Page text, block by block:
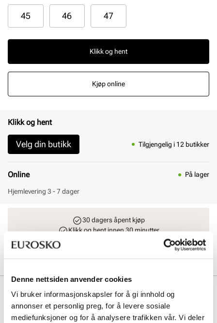
Denne nettsiden anvender cookies
Vi bruker informasjonskapsler for å gi innhold og
annonser et personlig preg, for å levere sosiale
mediefunksjoner og for å analysere trafikken vår. Vi deler
45 46 47
Klikk og hent
Kjøp online
Klikk og hent
Velg din butikk Tilgjengelig i 12 butikker
Online På lager
Hjemlevering 3 - 7 dager
30 dagers åpent kjøp
Klikk og hent innen 30 minutter
Beskrivelse
Atmosphere er en sporty fritidssko som kombinerer en teknisk
tekstil-overdel med forsterkende heat seal-partier. Modellen har A-